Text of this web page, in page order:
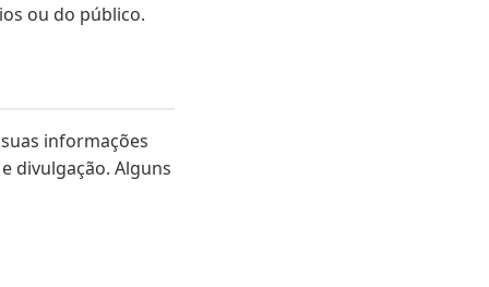
ou do público.
informações
divulgação. Alguns